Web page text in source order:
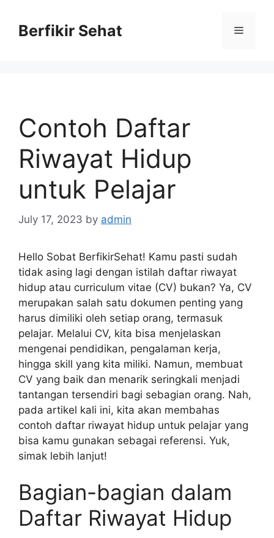
contentBerfikir Sehat Menu
Contoh Daftar
Riwayat Hidup
untuk Pelajar
July 17, 2023 by admin
Hello Sobat BerfikirSehat! Kamu pasti sudah
tidak asing lagi dengan istilah daftar riwayat
hidup atau curriculum vitae (CV) bukan? Ya, CV
merupakan salah satu dokumen penting yang
harus dimiliki oleh setiap orang, termasuk
pelajar. Melalui CV, kita bisa menjelaskan
mengenai pendidikan, pengalaman kerja,
hingga skill yang kita miliki. Namun, membuat
CV yang baik dan menarik seringkali menjadi
tantangan tersendiri bagi sebagian orang. Nah,
pada artikel kali ini, kita akan membahas
contoh daftar riwayat hidup untuk pelajar yang
bisa kamu gunakan sebagai referensi. Yuk,
simak lebih lanjut!
Bagian-bagian dalam
Daftar Riwayat Hidup